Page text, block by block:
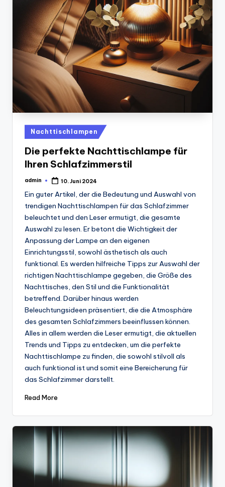
Posted
in
Nachttischlampen
Die perfekte Nachttischlampe für
Ihren Schlafzimmerstil
Posted
admin 10. Juni 2024
Ein guter Artikel, der die Bedeutung und Auswahl von
trendigen Nachttischlampen für das Schlafzimmer
beleuchtet und den Leser ermutigt, die gesamte
Auswahl zu lesen. Er betont die Wichtigkeit der
Anpassung der Lampe an den eigenen
Einrichtungsstil, sowohl ästhetisch als auch
funktional. Es werden hilfreiche Tipps zur Auswahl der
richtigen Nachttischlampe gegeben, die Größe des
Nachttisches, den Stil und die Funktionalität
betreffend. Darüber hinaus werden
Beleuchtungsideen präsentiert, die die Atmosphäre
des gesamten Schlafzimmers beeinflussen können.
Alles in allem werden die Leser ermutigt, die aktuellen
Trends und Tipps zu entdecken, um die perfekte
Nachttischlampe zu finden, die sowohl stilvoll als
auch funktional ist und somit eine Bereicherung für
das Schlafzimmer darstellt.
Read More